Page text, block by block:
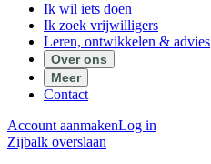
Ik wil iets doen
Ik zoek vrijwilligers
Leren, ontwikkelen & advies
Over ons
Meer
Contact
Account aanmakenLog in
Zijbalk overslaan